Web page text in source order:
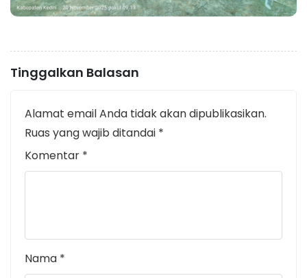
Tinggalkan Balasan
Alamat email Anda tidak akan dipublikasikan.
Ruas yang wajib ditandai *
Komentar *
Nama *